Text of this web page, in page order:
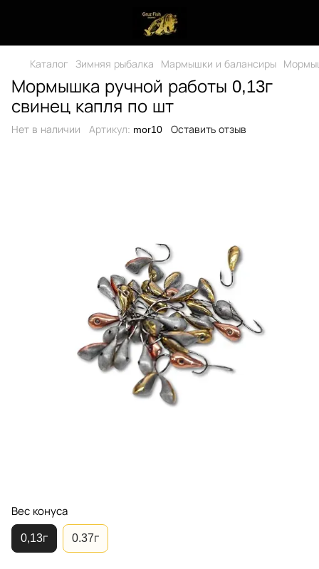
Каталог Зимняя рыбалка Мармышки и балансиры
Мормышка ручной работы 0,13г
свинец капля по шт
Нет в наличии Артикул: mor10 Оставить отзыв
Вес конуса
0,13г 0.37г